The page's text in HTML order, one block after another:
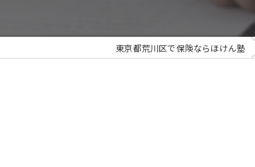
東京都荒川区で保険ならほけん塾